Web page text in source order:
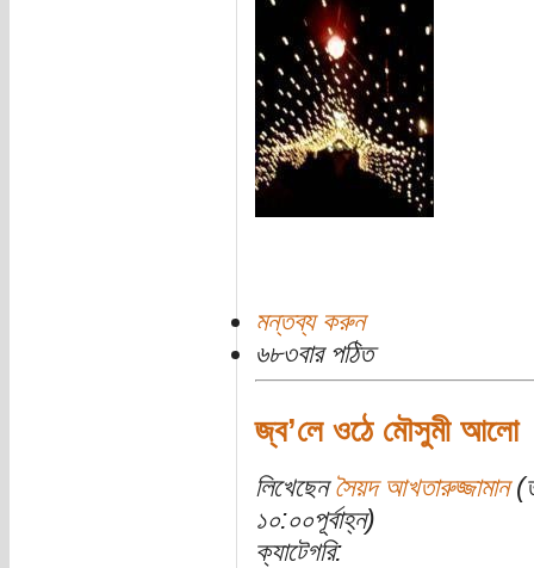
মন্তব্য করুন
৬৮৩বার পঠিত
জ্ব’লে ওঠে মৌসুমী আলো
লিখেছেনসৈয়দ আখতারুজ্জামান
১০:০০পূর্বাহ্ন)
ক্যাটেগরি: